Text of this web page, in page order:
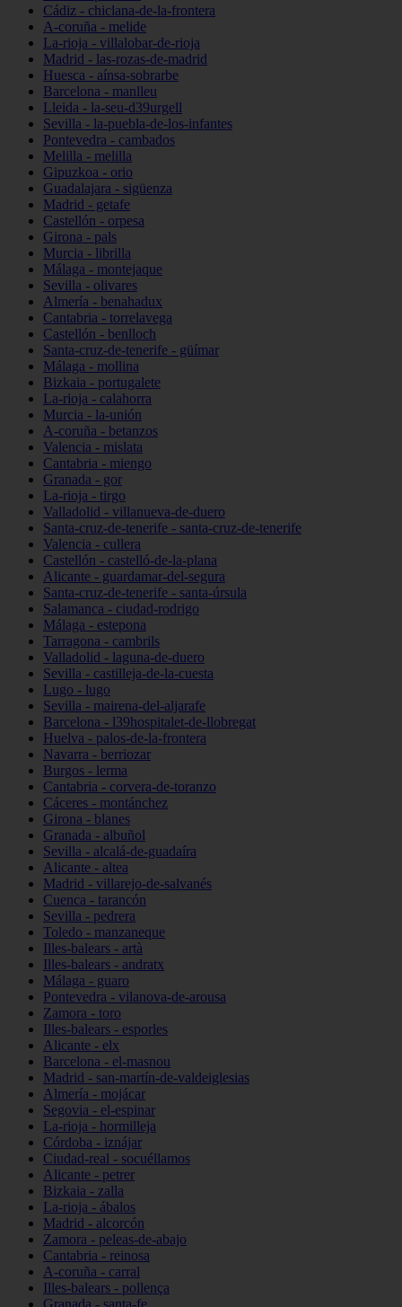
Cádiz - chiclana-de-la-frontera
A-coruña - melide
La-rioja - villalobar-de-rioja
Madrid - las-rozas-de-madrid
Huesca - aínsa-sobrarbe
Barcelona - manlleu
Lleida - la-seu-d39urgell
Sevilla - la-puebla-de-los-infantes
Pontevedra - cambados
Melilla - melilla
Gipuzkoa - orio
Guadalajara - sigüenza
Madrid - getafe
Castellón - orpesa
Girona - pals
Murcia - librilla
Málaga - montejaque
Sevilla - olivares
Almería - benahadux
Cantabria - torrelavega
Castellón - benlloch
Santa-cruz-de-tenerife - güímar
Málaga - mollina
Bizkaia - portugalete
La-rioja - calahorra
Murcia - la-unión
A-coruña - betanzos
Valencia - mislata
Cantabria - miengo
Granada - gor
La-rioja - tirgo
Valladolid - villanueva-de-duero
Santa-cruz-de-tenerife - santa-cruz-de-tenerife
Valencia - cullera
Castellón - castelló-de-la-plana
Alicante - guardamar-del-segura
Santa-cruz-de-tenerife - santa-úrsula
Salamanca - ciudad-rodrigo
Málaga - estepona
Tarragona - cambrils
Valladolid - laguna-de-duero
Sevilla - castilleja-de-la-cuesta
Lugo - lugo
Sevilla - mairena-del-aljarafe
Barcelona - l39hospitalet-de-llobregat
Huelva - palos-de-la-frontera
Navarra - berriozar
Burgos - lerma
Cantabria - corvera-de-toranzo
Cáceres - montánchez
Girona - blanes
Granada - albuñol
Sevilla - alcalá-de-guadaíra
Alicante - altea
Madrid - villarejo-de-salvanés
Cuenca - tarancón
Sevilla - pedrera
Toledo - manzaneque
Illes-balears - artà
Illes-balears - andratx
Málaga - guaro
Pontevedra - vilanova-de-arousa
Zamora - toro
Illes-balears - esporles
Alicante - elx
Barcelona - el-masnou
Madrid - san-martín-de-valdeiglesias
Almería - mojácar
Segovia - el-espinar
La-rioja - hormilleja
Córdoba - iznájar
Ciudad-real - socuéllamos
Alicante - petrer
Bizkaia - zalla
La-rioja - ábalos
Madrid - alcorcón
Zamora - peleas-de-abajo
Cantabria - reinosa
A-coruña - carral
Illes-balears - pollença
Granada - santa-fe